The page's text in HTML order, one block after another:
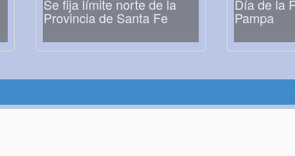
Se fija límite norte de la
Provincia de Santa Fe
Día de la
Pampa